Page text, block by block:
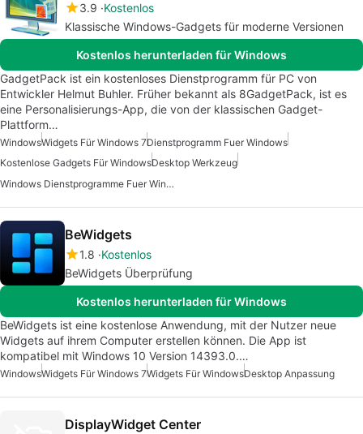
3.9 Kostenlos
Klassische Windows-Gadgets für moderne Versionen
Kostenlos herunterladen für Windows
GadgetPack ist ein kostenloses Dienstprogramm für PC von
Entwickler Helmut Buhler. Früher bekannt als 8GadgetPack, ist es
eine Personalisierungs-App, die von der klassischen Gadget-
Plattform…
WindowsWidgets Für Windows 7Dienstprogramm Fuer Windows
Kostenlose Gadgets Für WindowsDesktop Werkzeug
Windows Dienstprogramme Fuer Windows 10
BeWidgets
1.8 Kostenlos
BeWidgets Überprüfung
Kostenlos herunterladen für Windows
BeWidgets ist eine kostenlose Anwendung, mit der Nutzer neue
Widgets auf ihrem Computer erstellen können. Die App ist
kompatibel mit Windows 10 Version 14393.0.…
WindowsWidgets Für Windows 7Widgets Für WindowsDesktop Anpassung
DisplayWidget Center